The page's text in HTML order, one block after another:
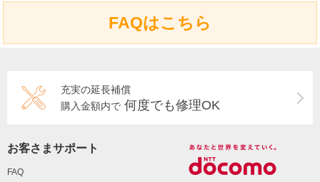
FAQはこちら
充実の延長補償
購入金額内で 何度でも修理OK
お客さまサポート
FAQ